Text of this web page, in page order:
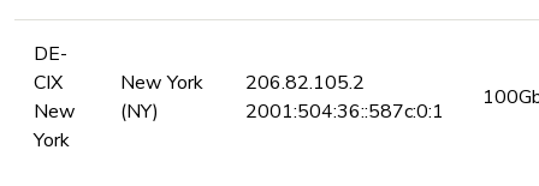
DE-
CIX
New
York
New York
(NY)
206.82.105.2
2001:504:36::587c:0:1